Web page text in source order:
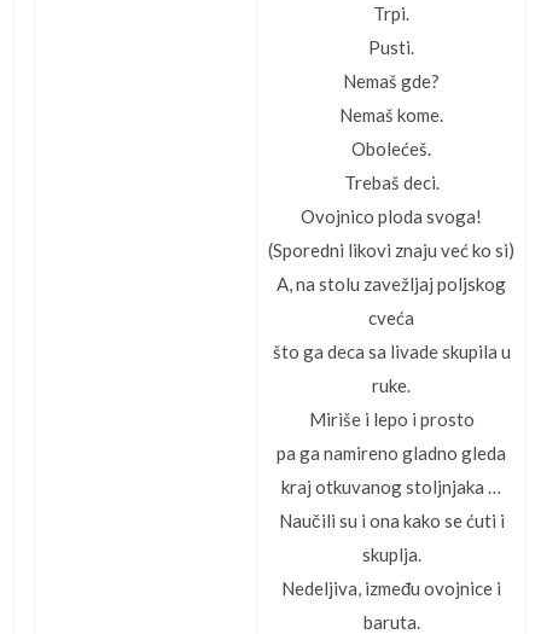
Trpi.
Pusti.
Nemaš gde?
Nemaš kome.
Obolećeš.
Trebaš deci.
Ovojnico ploda svoga!
(Sporedni likovi znaju već ko si)
A, na stolu zavežljaj poljskog
cveća
što ga deca sa livade skupila u
ruke.
Miriše i lepo i prosto
pa ga namireno gladno gleda
kraj otkuvanog stoljnjaka …
Naučili su i ona kako se ćuti i
skuplja.
Nedeljiva, između ovojnice i
baruta.